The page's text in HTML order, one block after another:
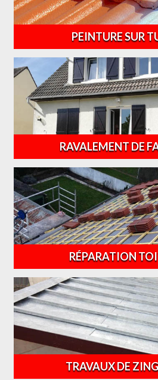
PEINTURE SUR
RAVALEMENT DE
RÉPARATION
TRAVAUX DE